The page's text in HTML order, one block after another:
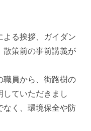
る挨拶、ガイダン
散策前の事前講義が
員から、街路樹の
ていただきまし
なく、環境保全や防